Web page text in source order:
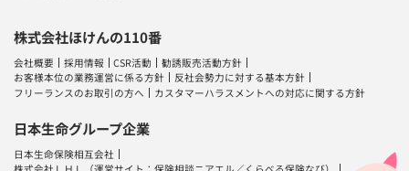
株式会社ほけんの110番
会社概要 採用情報 CSR活動
勧誘販売活動方針
お客様本位の業務運営に係る方針
反社会勢力に対する基本方針
フリーランスのお取引の方へ
カスタマーハラスメントへの対応に関する方針
日本生命グループ企業
日本生命保険相互会社